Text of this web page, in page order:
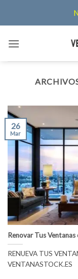
Renovar Tus
RENUEVA TUS
VENTANASTOCK.ES
26
Mar